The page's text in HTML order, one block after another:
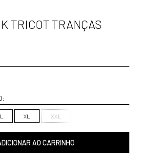
TRICOT TRANÇAS
L XL XXL
AO CARRINHO